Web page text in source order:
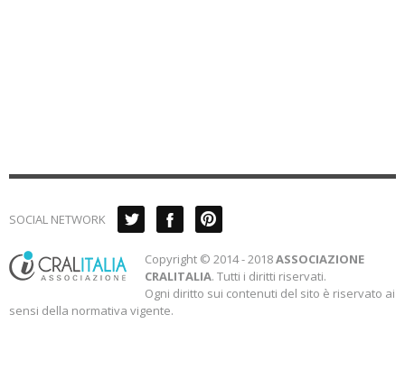
SOCIAL NETWORK
Copyright © 2014 - 2018ASSOCIAZIONE
CRALITALIA. Tutti i diritti riservati.
Ogni diritto sui contenuti del sito è riservato ai
sensi della normativa vigente.